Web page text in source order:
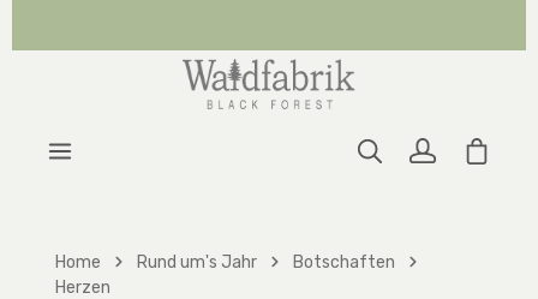
Home Rund um's Jahr
Botschaften
Herzen